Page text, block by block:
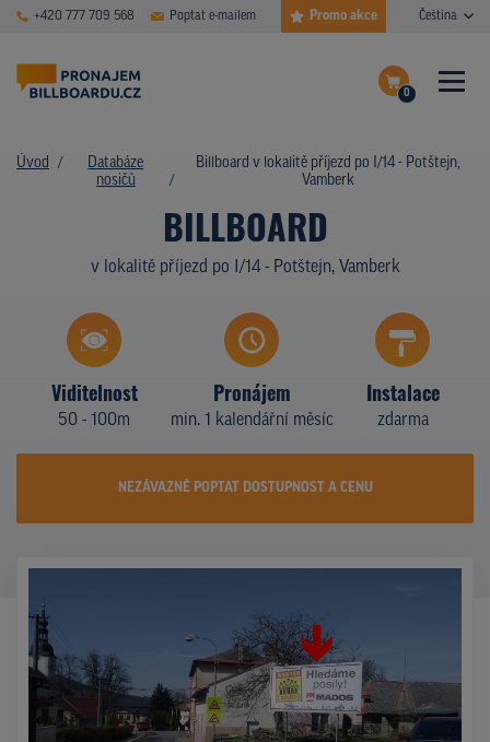
+420 777 709 568 Poptat e-mailem Promo akce Čeština
0
Dokončit poptávku
ČASTÉ DOTAZY
PLOCHY V AKCI
TYPY NOSIČŮ
Z PRAXE
PROMO AKCE
Úvod
Databáze
nosičů
Billboard v lokalitě příjezd po I/14 - Potštejn,
Vamberk
BILLBOARD
v lokalitě příjezd po I/14 - Potštejn, Vamberk
Viditelnost
50 - 100m
Pronájem
min. 1 kalendářní měsíc
Instalace
zdarma
NEZÁVAZNĚ POPTAT DOSTUPNOST A CENU